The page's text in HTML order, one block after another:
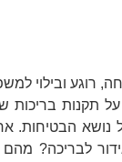
רוגע ובילוי
תקנות
הבטיחות.
לבריכה?